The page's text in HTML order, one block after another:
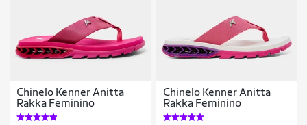
Chinelo Kenner Anitta
Rakka Feminino
Chinelo Kenner Anitta
Rakka Feminino